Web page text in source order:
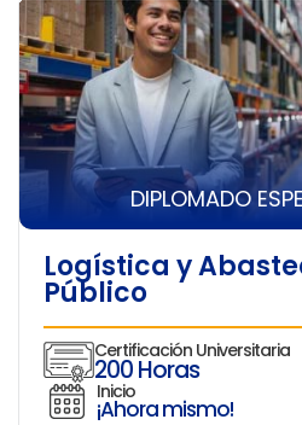
DIPLOMADO
Logística y
Público
Certificación Universitaria
200 Horas
Inicio
¡Ahora mismo!